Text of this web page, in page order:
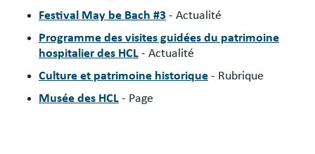
Festival May be Bach #3 - Actualité
Programme des visites guidées du patrimoine
hospitalier des HCL - Actualité
Culture et patrimoine historique - Rubrique
Musée des HCL - Page